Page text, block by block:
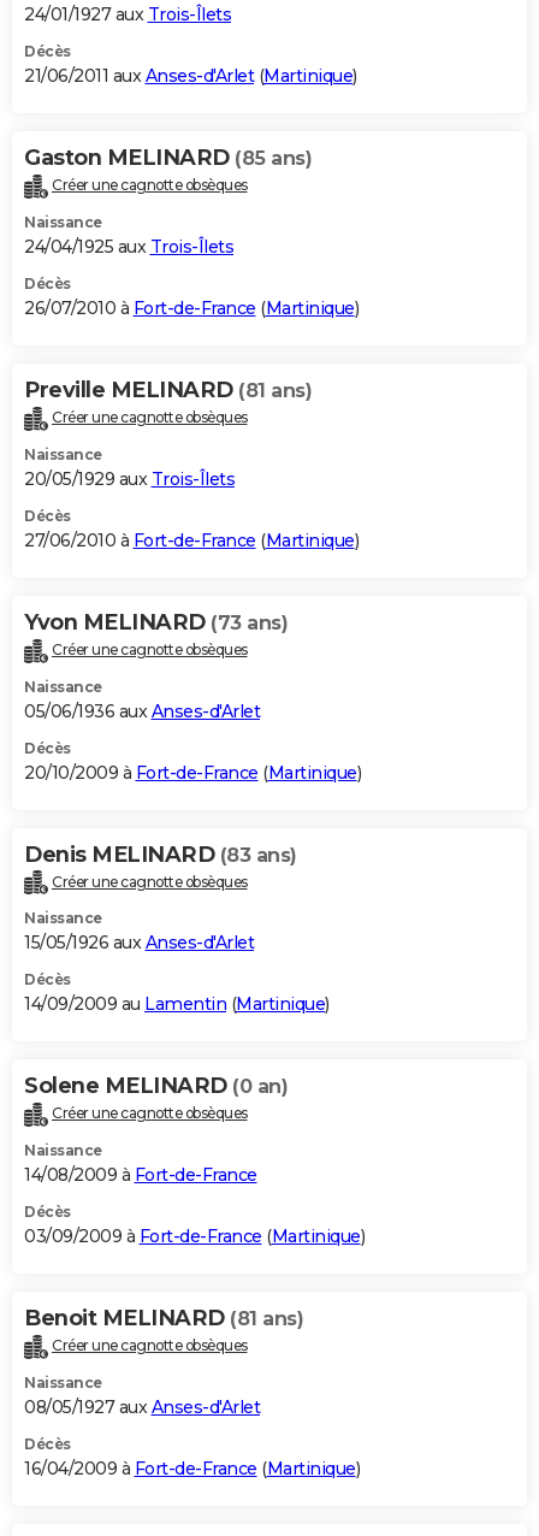
24/01/1927 aux Trois-Îlets
Décès
21/06/2011 auxAnses-d'Arlet(Martinique)
Gaston MELINARD (85 ans)
Créer une cagnotte obsèques
Naissance
24/04/1925 aux Trois-Îlets
Décès
26/07/2010 à Fort-de-France (Martinique)
Preville MELINARD (81 ans)
Créer une cagnotte obsèques
Naissance
20/05/1929 aux Trois-Îlets
Décès
27/06/2010 à Fort-de-France (Martinique)
Yvon MELINARD (73 ans)
Créer une cagnotte obsèques
Naissance
05/06/1936 aux Anses-d'Arlet
Décès
20/10/2009 à Fort-de-France (Martinique)
Denis MELINARD (83 ans)
Créer une cagnotte obsèques
Naissance
15/05/1926 auxAnses-d'Arlet
Décès
14/09/2009 au Lamentin (Martinique)
Solene MELINARD (0 an)
Créer une cagnotte obsèques
Naissance
14/08/2009 à Fort-de-France
Décès
03/09/2009 à Fort-de-France (Martinique)
Benoit MELINARD (81 ans)
Créer une cagnotte obsèques
Naissance
08/05/1927 auxAnses-d'Arlet
Décès
16/04/2009 à Fort-de-France (Martinique)